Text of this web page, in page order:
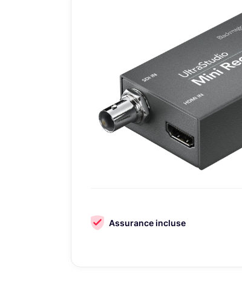
Assurance incluse